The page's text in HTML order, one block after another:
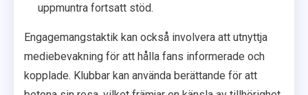
uppmuntra fortsatt stöd.
Engagemangstaktik kan också involvera att utnyttja
mediebevakning för att hålla fans informerade och
kopplade. Klubbar kan använda berättande för att